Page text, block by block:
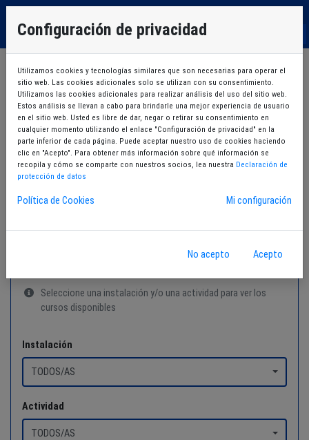
1 Búsqueda de cursos
2 Selección del curso
3 Ficha del curso
4 Resultado de la Inscripción
Búsqueda de cursos
Seleccione una instalación y/o una actividad para ver los
cursos disponibles
Instalación
TODOS/AS
Actividad
TODOS/AS
Configuración de privacidad
Utilizamos cookies y tecnologías similares que son necesarias para operar el
sitio web. Las cookies adicionales solo se utilizan con su consentimiento.
Utilizamos las cookies adicionales para realizar análisis del uso del sitio web.
Estos análisis se llevan a cabo para brindarle una mejor experiencia de usuario
en el sitio web. Usted es libre de dar, negar o retirar su consentimiento en
cualquier momento utilizando el enlace "Configuración de privacidad" en la
parte inferior de cada página. Puede aceptar nuestro uso de cookies haciendo
clic en "Acepto". Para obtener más información sobre qué información se
recopila y cómo se comparte con nuestros socios, lea nuestra Declaración de
protección de datos
Política de Cookies Mi configuración
No acepto Acepto